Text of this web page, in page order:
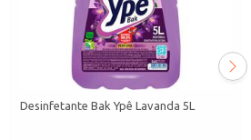
Desinfetante Bak Ypê Lavanda 5L